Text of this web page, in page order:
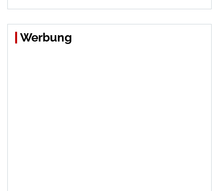
Werbung